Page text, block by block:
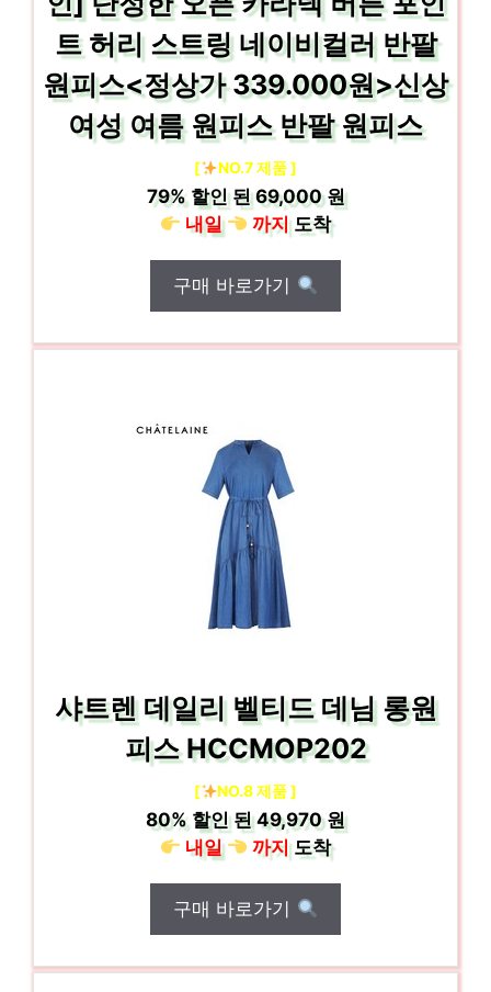
트 허리 스트링 네이비컬러 반팔
원피스<정상가 339.000원>신상
여성 여름 원피스 반팔 원피스
[ NO.7 제품 ]
79%할인 된69,000 원
내일
까지도착
구매 바로가기
샤트렌 데일리 벨티드 데님 롱원
피스 HCCMOP202
[ NO.8 제품 ]
80%할인 된49,970 원
내일
까지도착
구매 바로가기